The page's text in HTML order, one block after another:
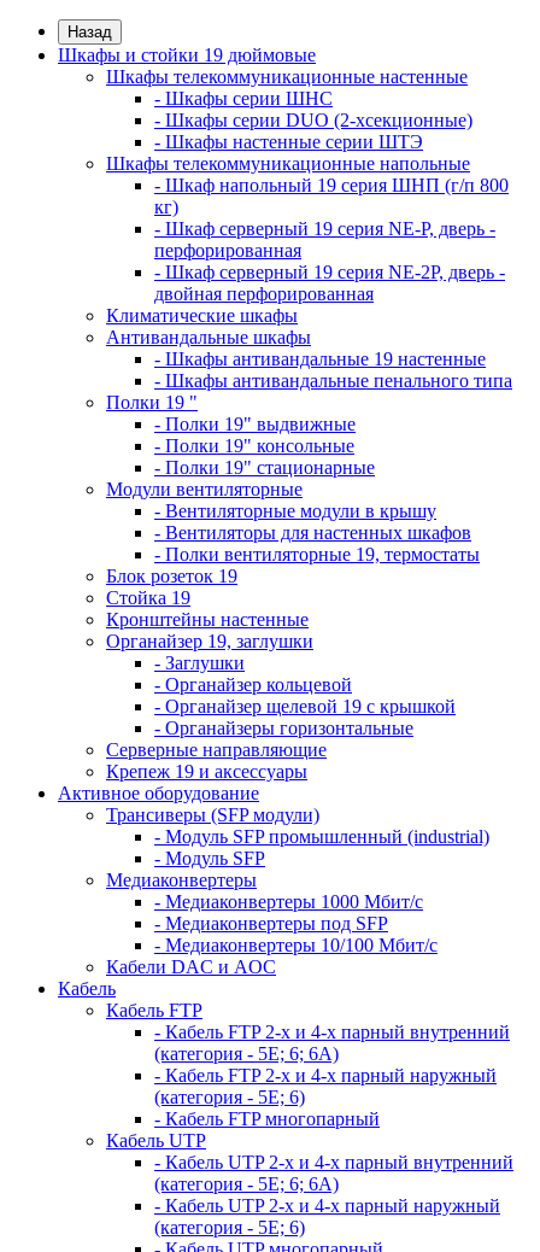
Назад
Шкафы и стойки 19 дюймовые
Шкафы телекоммуникационные настенные
- Шкафы серии ШНС
- Шкафы серии DUO (2-хсекционные)
- Шкафы настенные серии ШТЭ
Шкафы телекоммуникационные напольные
- Шкаф напольный 19 серия ШНП (г/п 800
кг)
- Шкаф серверный 19 серия NE-P, дверь -
перфорированная
- Шкаф серверный 19 серия NE-2P, дверь -
двойная перфорированная
Климатические шкафы
Антивандальные шкафы
- Шкафы антивандальные 19 настенные
- Шкафы антивандальные пенального типа
Полки 19 "
- Полки 19" выдвижные
- Полки 19" консольные
- Полки 19" стационарные
Модули вентиляторные
- Вентиляторные модули в крышу
- Вентиляторы для настенных шкафов
- Полки вентиляторные 19, термостаты
Блок розеток 19
Стойка 19
Кронштейны настенные
Органайзер 19, заглушки
- Заглушки
- Органайзер кольцевой
- Органайзер щелевой 19 с крышкой
- Органайзеры горизонтальные
Серверные направляющие
Крепеж 19 и аксессуары
Активное оборудование
Трансиверы (SFP модули)
- Модуль SFP промышленный (industrial)
- Модуль SFP
Медиаконвертеры
- Медиаконвертеры 1000 Мбит/с
- Медиаконвертеры под SFP
- Медиаконвертеры 10/100 Мбит/с
Кабели DAC и AOC
Кабель
Кабель FTP
- Кабель FTP 2-х и 4-х парный внутренний
(категория - 5Е; 6; 6А)
- Кабель FTP 2-х и 4-х парный наружный
(категория - 5Е; 6)
- Кабель FTP многопарный
Кабель UTP
- Кабель UTP 2-х и 4-х парный внутренний
(категория - 5Е; 6; 6А)
- Кабель UTP 2-х и 4-х парный наружный
(категория - 5Е; 6)